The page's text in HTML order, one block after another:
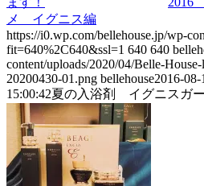
メ イグニス編
https://i0.wp.com/bellehouse.jp/wp-
fit=640%2C640&ssl=1 640 640
content/uploads/2020/04/Belle-
20200430-01.png bellehouse2016-
15:00:42夏の入浴剤 イグニスガ